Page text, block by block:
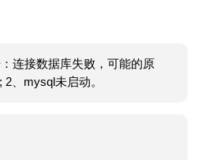
连接数据库失败，可能的原
、mysql未启动。